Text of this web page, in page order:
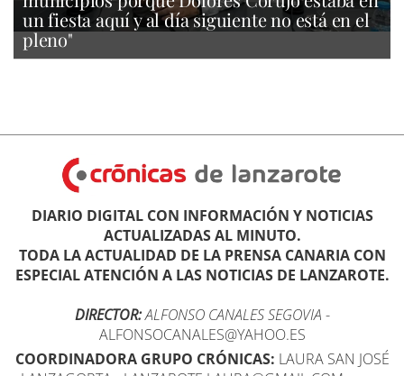
un fiesta aquí y al día siguiente no está en el
pleno"
DIARIO DIGITAL CON INFORMACIÓN Y NOTICIAS
ACTUALIZADAS AL MINUTO.
TODA LA ACTUALIDAD DE LA PRENSA CANARIA CON
ESPECIAL ATENCIÓN A LAS NOTICIAS DE LANZAROTE.
DIRECTOR:ALFONSO CANALES SEGOVIA -
ALFONSOCANALES@YAHOO.ES
COORDINADORA GRUPO CRÓNICAS: LAURA SAN JOSÉ